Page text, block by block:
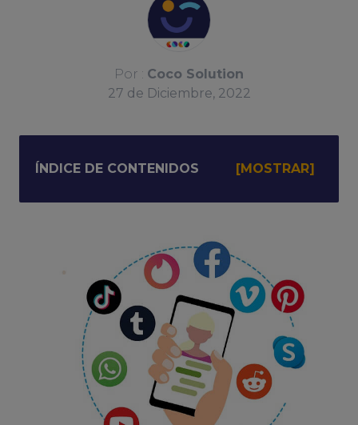
Por : Coco Solution
27 de Diciembre, 2022
ÍNDICE DE CONTENIDOS